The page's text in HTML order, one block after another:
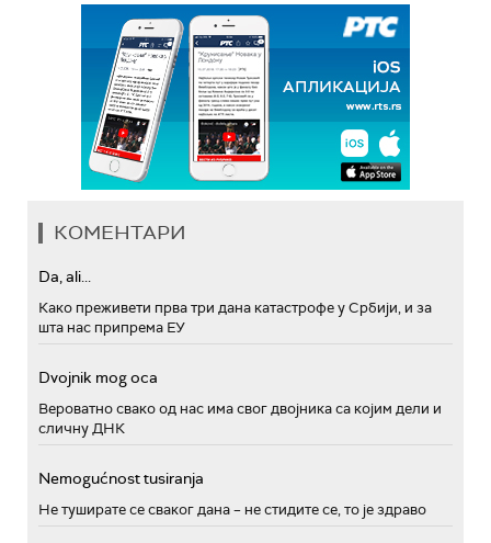
КОМЕНТАРИ
Da, ali...
Како преживети прва три дана катастрофе у Србији, и за
шта нас припрема ЕУ
Dvojnik mog oca
Вероватно свако од нас има свог двојника са којим дели и
сличну ДНК
Nemogućnost tusiranja
Не туширате се сваког дана – не стидите се, то је здраво